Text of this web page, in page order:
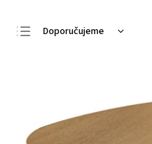
Doporučujeme
Abecedně